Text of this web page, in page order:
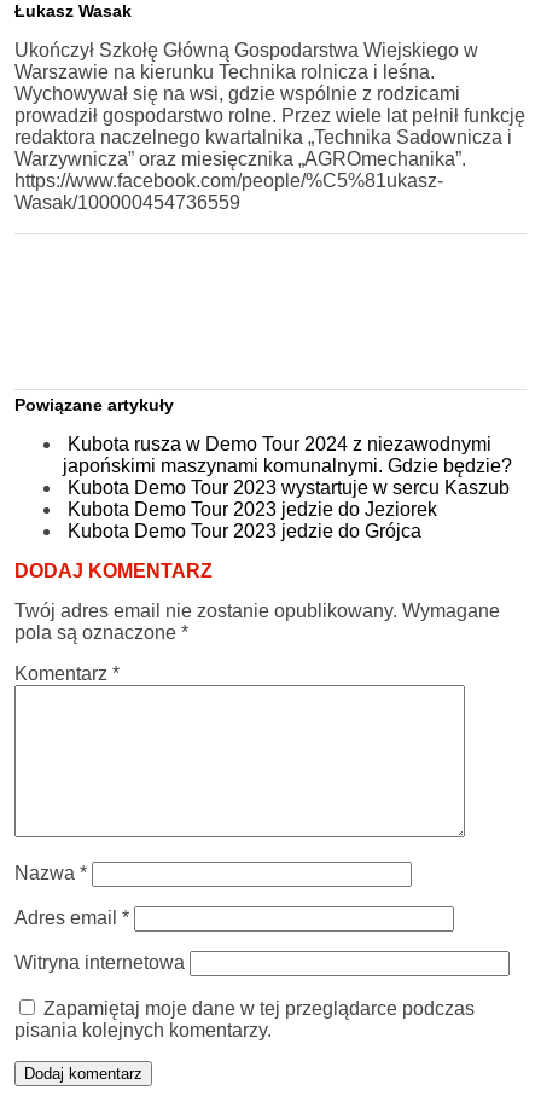
Łukasz Wasak
Ukończył Szkołę Główną Gospodarstwa Wiejskiego w
Warszawie na kierunku Technika rolnicza i leśna.
Wychowywał się na wsi, gdzie wspólnie z rodzicami
prowadził gospodarstwo rolne. Przez wiele lat pełnił funkcję
redaktora naczelnego kwartalnika „Technika Sadownicza i
Warzywnicza” oraz miesięcznika „AGROmechanika”.
https://www.facebook.com/people/%C5%81ukasz-
Wasak/100000454736559
Powiązane artykuły
Kubota rusza w Demo Tour 2024 z niezawodnymi
japońskimi maszynami komunalnymi. Gdzie będzie?
Kubota Demo Tour 2023 wystartuje w sercu Kaszub
Kubota Demo Tour 2023 jedzie do Jeziorek
Kubota Demo Tour 2023 jedzie do Grójca
DODAJ KOMENTARZ
Twój adres email nie zostanie opublikowany. Wymagane
pola są oznaczone *
Komentarz *
Nazwa *
Adres email *
Witryna internetowa
Zapamiętaj moje dane w tej przeglądarce podczas
pisania kolejnych komentarzy.